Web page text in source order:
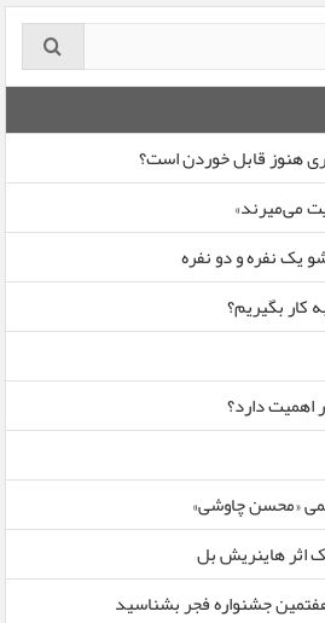
می‌میرند»
یک نفره و دو نفره
کار بگیریم؟
اهمیت دارد؟
«محسن چاوشی»
اثر هاینریش بل
جشنواره فجر بشناسید